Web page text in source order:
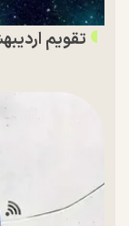
تقویم اردیبهشت ۱۴۰۵ و روز‌های